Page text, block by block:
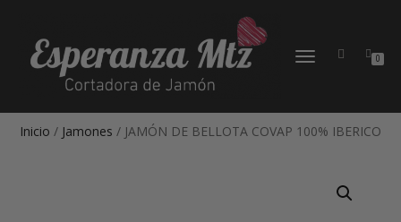
CAMBIAR
0
Inicio / Jamones / JAMÓN DE BELLOTA COVAP 100% IBERICO